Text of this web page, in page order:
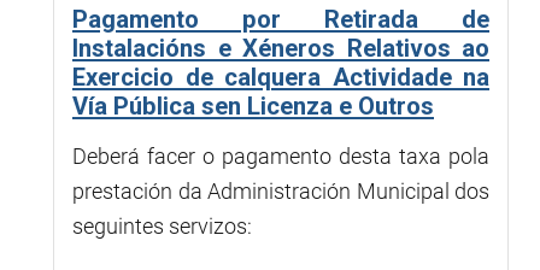
Pagamento por Retirada de
Instalacións e Xéneros Relativos ao
Exercicio de calquera Actividade na
Vía Pública sen Licenza e Outros
Deberá facer o pagamento desta taxa pola
prestación da Administración Municipal dos
seguintes servizos: